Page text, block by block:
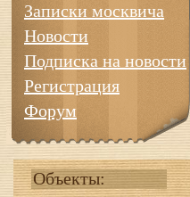
Записки москвича
Новости
Подписка на новости
Регистрация
Форум
Объекты: